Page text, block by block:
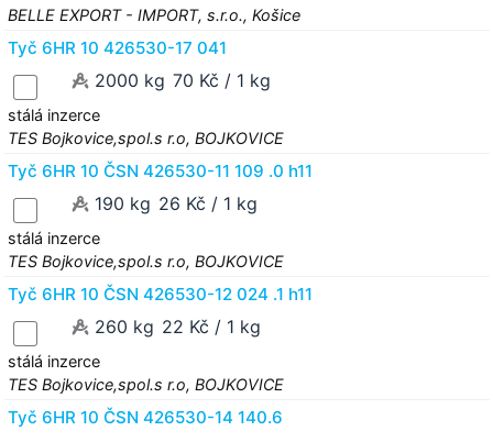
BELLE EXPORT - IMPORT, s.r.o., Košice
Tyč 6HR 10 426530-17 041
2000 kg 70 Kč / 1 kg
stálá inzerce
TES Bojkovice,spol.s r.o, BOJKOVICE
Tyč 6HR 10 ČSN 426530-11 109 .0 h11
190 kg 26 Kč / 1 kg
stálá inzerce
TES Bojkovice,spol.s r.o, BOJKOVICE
Tyč 6HR 10 ČSN 426530-12 024 .1 h11
260 kg 22 Kč / 1 kg
stálá inzerce
TES Bojkovice,spol.s r.o, BOJKOVICE
Tyč 6HR 10 ČSN 426530-14 140.6